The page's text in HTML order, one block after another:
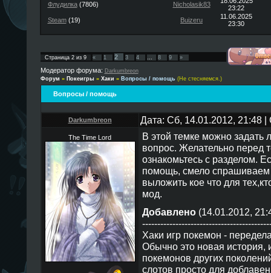
Флудилка(7806) Nicholasik83
23:22
Steam(19) Buizeru
11.06.2025
23:30
Страница 2из 9 « 1 2 3 4 … 8 9 »
Модератор форума: Darkumbreon
Форум » Покеигры » Хаки » Вопросы / помощь (Не стесняемся.)
Вопросы / помощь
Darkumbreon Дата: Сб, 14.01.2012, 21:48
The Time Lord
В этой темке можно
вопрос. Желательно перед
ознакомьтесь с разделом.
помощь, смело спрашиваем
выложить кое что для
мод.
Добавлено(14.01.2012,
Хаки игр покемон -
Обычно это новая история,
покемонов других
слотов просто для